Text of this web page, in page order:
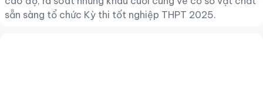
sẵn sàng tổ chức Kỳ thi tốt nghiệp THPT 2025.